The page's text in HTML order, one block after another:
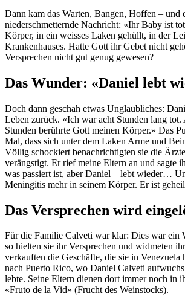
Dann kam das Warten, Bangen, Hoffen – und
niederschmetternde Nachricht: «Ihr Baby ist
Körper, in ein weisses Laken gehüllt, in der
Krankenhauses. Hatte Gott ihr Gebet nicht
Versprechen nicht gut genug gewesen?
Das Wunder: «Daniel lebt
Doch dann geschah etwas Unglaubliches:
Leben zurück. «Ich war acht Stunden lang tot.
Stunden berührte Gott meinen Körper.» Das
Mal, dass sich unter dem Laken Arme und
Völlig schockiert benachrichtigten sie die
verängstigt. Er rief meine Eltern an und sagte
was passiert ist, aber Daniel – lebt wieder…
Meningitis mehr in seinem Körper. Er ist
Das Versprechen wird
Für die Familie Calveti war klar: Dies war ein
so hielten sie ihr Versprechen und widmeten
verkauften die Geschäfte, die sie in Venezuela
nach Puerto Rico, wo Daniel Calveti
lebte. Seine Eltern dienen dort immer noch in
«Fruto de la Vid» (Frucht des Weinstocks).